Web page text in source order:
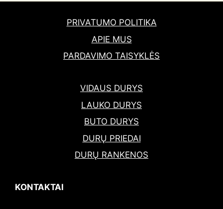
PRIVATUMO POLITIKA
APIE MUS
PARDAVIMO TAISYKLĖS
VIDAUS DURYS
LAUKO DURYS
BUTO DURYS
DURŲ PRIEDAI
DURŲ RANKENOS
KONTAKTAI